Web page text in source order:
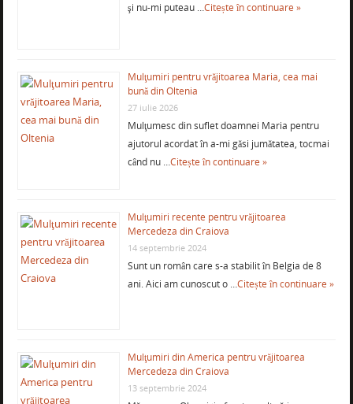
şi nu-mi puteau …Citește în continuare »
Mulţumiri pentru vrăjitoarea Maria, cea mai
bună din Oltenia
27 iulie 2026
Mulţumesc din suflet doamnei Maria pentru
ajutorul acordat în a-mi găsi jumătatea, tocmai
când nu …Citește în continuare »
Mulţumiri recente pentru vrăjitoarea
Mercedeza din Craiova
14 septembrie 2024
Sunt un român care s-a stabilit în Belgia de 8
ani. Aici am cunoscut o …Citește în continuare »
Mulţumiri din America pentru vrăjitoarea
Mercedeza din Craiova
13 septembrie 2024